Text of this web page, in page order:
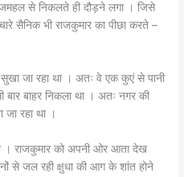
से निकलते ही दौड़ने लगा । जिसे
सैनिक भी राजकुमार का पीछा करते –
जा रहा था । अतः वे एक कुएं से पानी
बाहर निकला था । अतः नगर की
जा रहा था ।
। राजकुमार को अपनी ओर आता देख
से जल रही क्षुधा की आग के शांत होने